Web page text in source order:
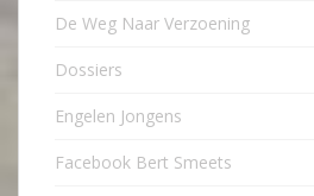
De Weg Naar Verzoening
Dossiers
Engelen Jongens
Facebook Bert Smeets